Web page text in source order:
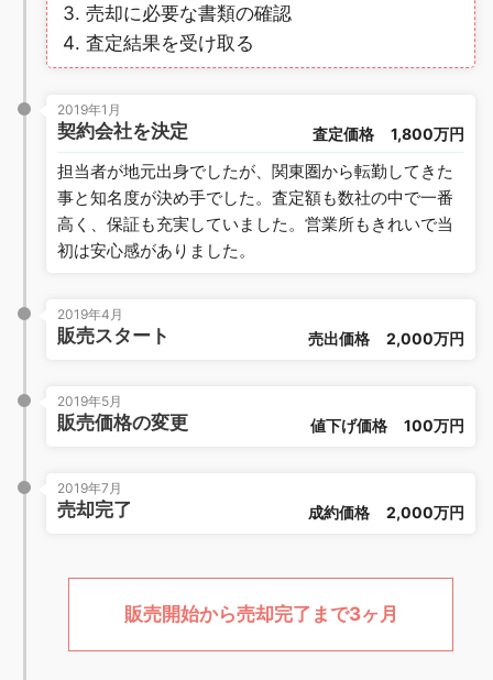
売却に必要な書類の確認
査定結果を受け取る
2019年1月
契約会社を決定 査定価格 1,800万円
担当者が地元出身でしたが、関東圏から転勤してきた
事と知名度が決め手でした。査定額も数社の中で一番
高く、保証も充実していました。営業所もきれいで当
初は安心感がありました。
2019年4月
販売スタート 売出価格 2,000万円
2019年5月
販売価格の変更 値下げ価格 100万円
2019年7月
売却完了 成約価格 2,000万円
販売開始から売却完了まで3ヶ月